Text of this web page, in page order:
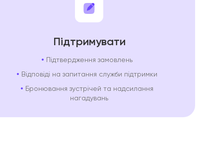
Підтримувати
Підтвердження замовлень
Відповіді на запитання служби підтримки
Бронювання зустрічей та надсилання
нагадувань